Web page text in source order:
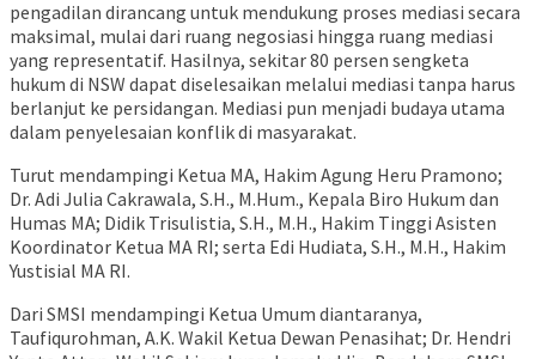
pengadilan dirancang untuk mendukung proses mediasi secara
maksimal, mulai dari ruang negosiasi hingga ruang mediasi
yang representatif. Hasilnya, sekitar 80 persen sengketa
hukum di NSW dapat diselesaikan melalui mediasi tanpa harus
berlanjut ke persidangan. Mediasi pun menjadi budaya utama
dalam penyelesaian konflik di masyarakat.
Turut mendampingi Ketua MA, Hakim Agung Heru Pramono;
Dr. Adi Julia Cakrawala, S.H., M.Hum., Kepala Biro Hukum dan
Humas MA; Didik Trisulistia, S.H., M.H., Hakim Tinggi Asisten
Koordinator Ketua MA RI; serta Edi Hudiata, S.H., M.H., Hakim
Yustisial MA RI.
Dari SMSI mendampingi Ketua Umum diantaranya,
Taufiqurohman, A.K. Wakil Ketua Dewan Penasihat; Dr. Hendri